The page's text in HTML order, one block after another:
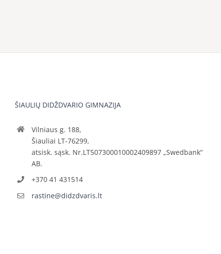
ŠIAULIŲ DIDŽDVARIO GIMNAZIJA
Vilniaus g. 188,
Šiauliai LT-76299,
atsisk. sąsk. Nr.LT507300010002409897 „Swedbank“
AB.
+370 41 431514
rastine@didzdvaris.lt